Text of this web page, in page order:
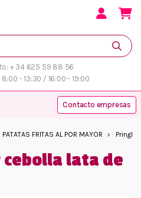
+ 34 625 59 88 56
8:00 - 13:30 / 16:00 - 19:00
Contacto empresas
PATATAS FRITAS AL POR MAYOR
lata de